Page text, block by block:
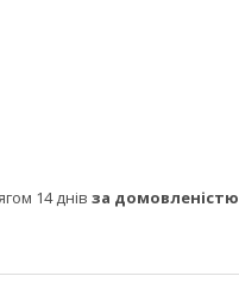
14 днів за домовленістю